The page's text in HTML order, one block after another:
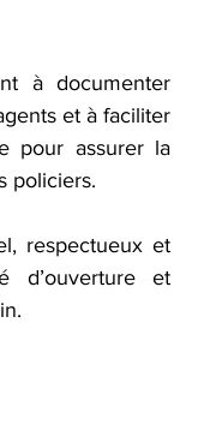
à documenter
et à faciliter
pour assurer la
policiers.
respectueux et
d’ouverture et